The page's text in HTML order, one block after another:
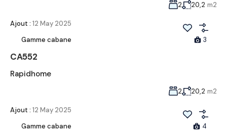
2 20,2 m2
Ajout : 12 May 2025
Gamme cabane
3
CA552
Rapidhome
2 20,2 m2
Ajout : 12 May 2025
Gamme cabane
4